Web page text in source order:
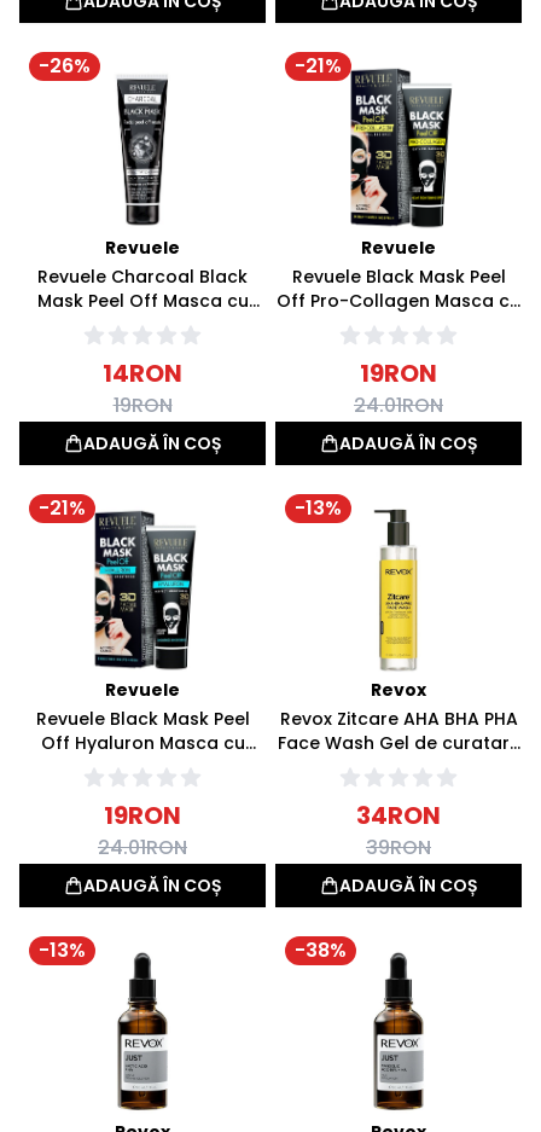
-26%
Revuele
Revuele Charcoal Black
Mask Peel Off Masca cu
Carbune Activ 80ml
14RON
19RON
ADAUGĂ ÎN COȘ
-21%
Revuele
Revuele Black Mask Peel
Off Pro-Collagen Masca cu
Carbune Activ 80ml
19RON
24.01RON
ADAUGĂ ÎN COȘ
-21%
Revuele
Revuele Black Mask Peel
Off Hyaluron Masca cu
Carbune Activ 80ml
19RON
24.01RON
ADAUGĂ ÎN COȘ
-13%
Revox
Revox Zitcare AHA BHA PHA
Face Wash Gel de curatare
Ten acneic 250ml
34RON
39RON
ADAUGĂ ÎN COȘ
-13% -38%